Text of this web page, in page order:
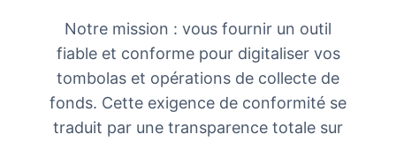
Notre mission : vous fournir un outil
fiable et conforme pour digitaliser vos
tombolas et opérations de collecte de
fonds. Cette exigence de conformité se
traduit par une transparence totale sur